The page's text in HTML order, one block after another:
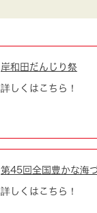
岸和田だんじり祭
詳しくはこちら！
第45回全国豊かな海
詳しくはこちら！